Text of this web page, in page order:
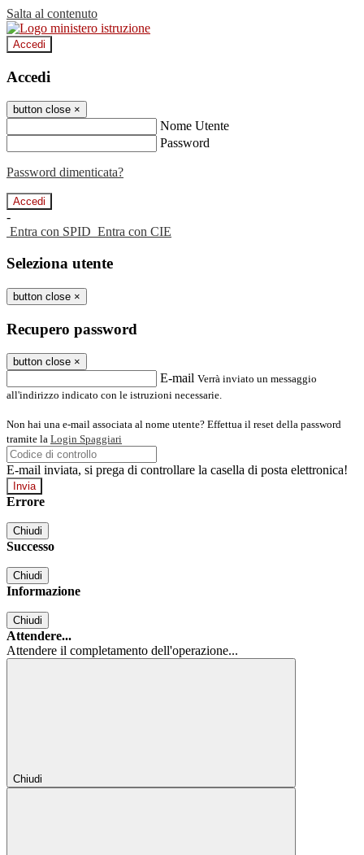
Salta al contenuto
Accedi
Accedi
button close ×
Nome Utente
Password
Password dimenticata?
-
Entra con SPID Entra con CIE
Seleziona utente
button close ×
Recupero password
button close ×
E-mail Verrà inviato un messaggio
all'indirizzo indicato con le istruzioni necessarie.
Non hai una e-mail associata al nome utente? Effettua il reset della password
tramite la Login Spaggiari
E-mail inviata, si prega di controllare la casella di posta elettronica!
Errore
Chiudi
Successo
Chiudi
Informazione
Chiudi
Attendere...
Attendere il completamento dell'operazione...
Chiudi